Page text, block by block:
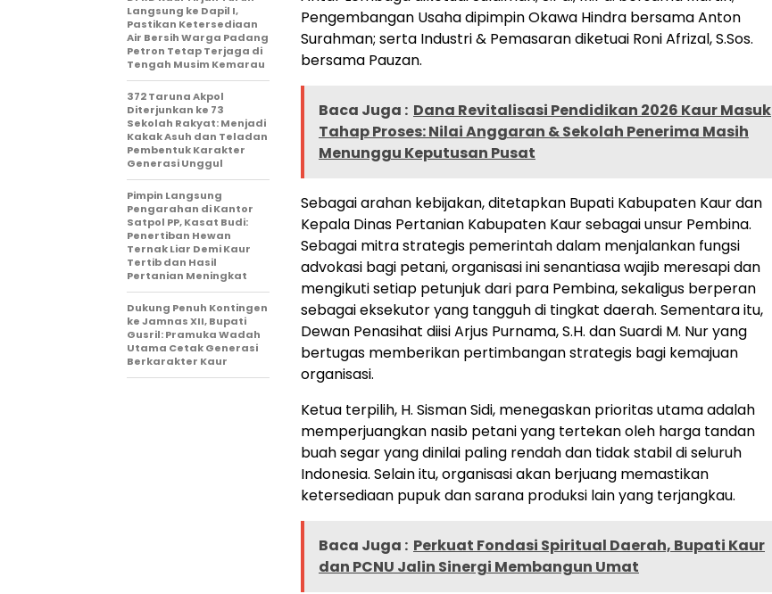
Pengembangan Usaha dipimpin Okawa Hindra bersama Anton
Surahman; serta Industri & Pemasaran diketuai Roni Afrizal, S.Sos.
bersama Pauzan.
Baca Juga : Dana Revitalisasi Pendidikan 2026 Kaur Masuk
Tahap Proses: Nilai Anggaran & Sekolah Penerima Masih
Menunggu Keputusan Pusat
Sebagai arahan kebijakan, ditetapkan Bupati Kabupaten Kaur dan
Kepala Dinas Pertanian Kabupaten Kaur sebagai unsur Pembina.
Sebagai mitra strategis pemerintah dalam menjalankan fungsi
advokasi bagi petani, organisasi ini senantiasa wajib meresapi dan
mengikuti setiap petunjuk dari para Pembina, sekaligus berperan
sebagai eksekutor yang tangguh di tingkat daerah. Sementara itu,
Dewan Penasihat diisi Arjus Purnama, S.H. dan Suardi M. Nur yang
bertugas memberikan pertimbangan strategis bagi kemajuan
organisasi.
Ketua terpilih, H. Sisman Sidi, menegaskan prioritas utama adalah
memperjuangkan nasib petani yang tertekan oleh harga tandan
buah segar yang dinilai paling rendah dan tidak stabil di seluruh
Indonesia. Selain itu, organisasi akan berjuang memastikan
ketersediaan pupuk dan sarana produksi lain yang terjangkau.
Baca Juga : Perkuat Fondasi Spiritual Daerah, Bupati Kaur
dan PCNU Jalin Sinergi Membangun Umat
Langsung ke Dapil I,
Pastikan Ketersediaan
Air Bersih Warga Padang
Petron Tetap Terjaga di
Tengah Musim Kemarau
372 Taruna Akpol
Diterjunkan ke 73
Sekolah Rakyat: Menjadi
Kakak Asuh dan Teladan
Pembentuk Karakter
Generasi Unggul
Pimpin Langsung
Pengarahan di Kantor
Satpol PP, Kasat Budi:
Penertiban Hewan
Ternak Liar Demi Kaur
Tertib dan Hasil
Pertanian Meningkat
Dukung Penuh Kontingen
ke Jamnas XII, Bupati
Gusril: Pramuka Wadah
Utama Cetak Generasi
Berkarakter Kaur